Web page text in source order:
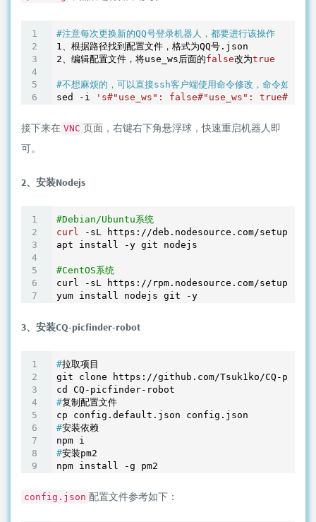
#注意每次更换新的QQ号登录机器人，都要进行该操作
1
2 、编辑配置文件，将use_ws后面的false改为true
#不想麻烦的，可以直接ssh客户端使用命令修改，命令如下：
sed -i
's#"use_ws": false#"use_ws": true#g'
接下来在 VNC 页面，右键右下角悬浮球，快速重启机器人即
可。
2、安装Nodejs
#Debian/Ubuntu系统
curl -sL https://deb.nodesource.com/
apt install -y git nodejs
#CentOS系统
curl -sL https://rpm.nodesource.com/
3、安装CQ-picfinder-robot
#拉取项目
git clone https://github.com/Tsuk1ko/CQ-
#复制配置文件
#安装依赖
#安装pm2
config.json 配置文件参考如下：